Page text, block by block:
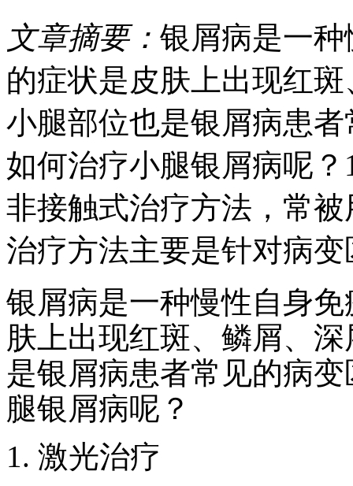
文章摘要： 银屑病是一
的症状是皮肤上出现红
小腿部位也是银屑病患
如何治疗小腿银屑病呢
非接触式治疗方法，常
治疗方法主要是针对病变
银屑病是一种慢性自身
肤上出现红斑、鳞屑、
是银屑病患者常见的病
腿银屑病呢？
1. 激光治疗